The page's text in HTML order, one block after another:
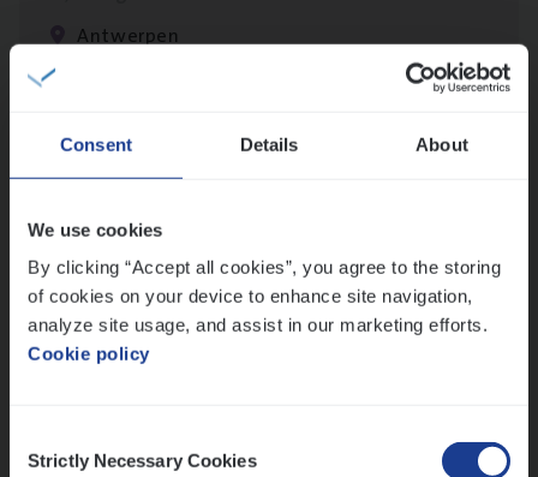
Consent Details About
We use cookies
By clicking “Accept all cookies”, you agree to the storing
of cookies on your device to enhance site navigation,
analyze site usage, and assist in our marketing efforts.
Cookie policy
Selection
Strictly Necessary Cookies
Antwerpen
Insu­ran­ce Bro­ker Trans­port Logistiek
Sales Management
Antwerpen
ITBusi­ness Analyst